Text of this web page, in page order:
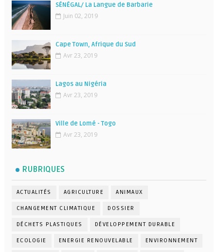
SÉNÉGAL/ La Langue de Barbarie
Juin 02, 2019
Cape Town, Afrique du Sud
Avr 23, 2019
Lagos au Nigéria
Avr 23, 2019
Ville de Lomé - Togo
Avr 23, 2019
RUBRIQUES
ACTUALITÉS AGRICULTURE ANIMAUX
CHANGEMENT CLIMATIQUE DOSSIER
DÉCHETS PLASTIQUES DÉVELOPPEMENT DURABLE
ECOLOGIE ENERGIE RENOUVELABLE ENVIRONNEMENT